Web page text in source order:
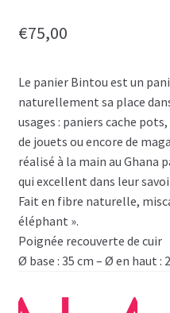
€75,00
Le panier Bintou est un
naturellement sa place
usages : paniers cache
de jouets ou encore de
réalisé à la main au Ghana
qui excellent dans leur
Fait en fibre naturelle,
éléphant ».
Poignée recouverte de cuir
Ø base : 35 cm – Ø en haut :